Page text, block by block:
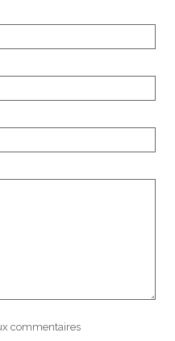
commentaires